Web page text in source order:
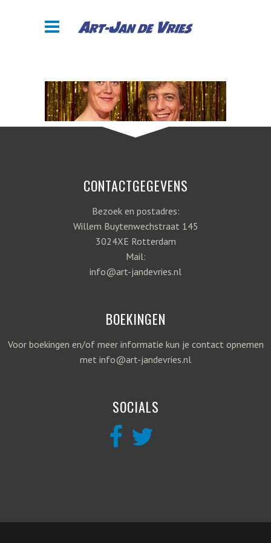
CONTACTGEGEVENS
Bezoek en postadres:
Willem Buytenwechstraat 145
3024XE Rotterdam
Mail:
info@art-jandevries.nl
BOEKINGEN
Voor boekingen en/of meer informatie kun je contact opnemen
met info@art-jandevries.nl
SOCIALS